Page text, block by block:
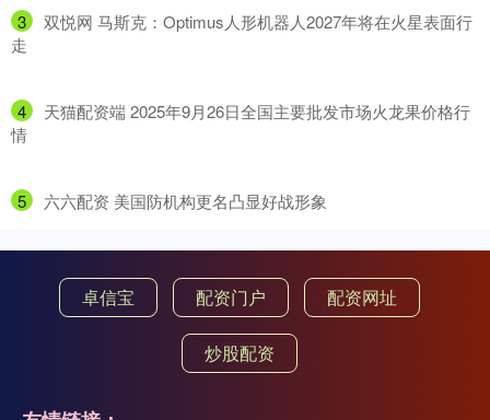
3
​双悦网 马斯克：Optimus人形机器人2027年将在火星表面行
走
4
​天猫配资端 2025年9月26日全国主要批发市场火龙果价格行
情
5 ​六六配资 美国防机构更名凸显好战形象
卓信宝 配资门户 配资网址
炒股配资